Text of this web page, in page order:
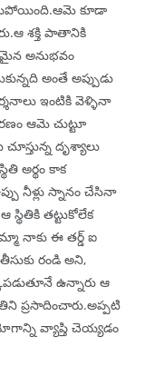
కూడా
శక్తి పాతానికి
అనుభవం
అంతే అప్పుడు
ఇంటికి వెళ్ళినా
ఆమె చుట్టూ
దృశ్యాలు
అర్థం కాక
నీళ్లు స్నానం చేసినా
తట్టుకోలేక
నాకు ఈ తర్డ్ ఐ
రండి అని,
ఉన్నారు ఆ
ప్రసాదించారు.అప్పటి
వ్యాప్తి చెయ్యడం